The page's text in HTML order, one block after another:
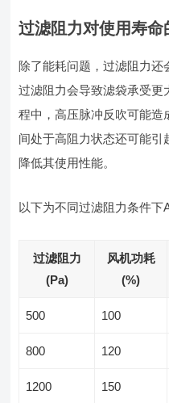
过滤阻力对使用寿命
除了能耗问题，过滤阻力还
过滤阻力会导致滤袋承受更
程中，高压脉冲反吹可能
间处于高阻力状态还可能
降低其使用性能。
以下为不同过滤阻力条件下
过滤阻力
(Pa)
风机功耗
(%)
500 100
800 120
1200 150